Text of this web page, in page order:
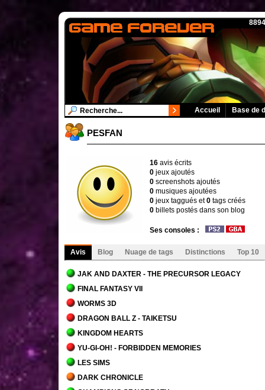
Accueil Base de
PESFAN
16 avis écrits
0 jeux ajoutés
0 screenshots ajoutés
0 musiques ajoutées
0 jeux taggués et0 tags créés
0 billets postés dans son blog
Ses consoles :
Avis Blog Nuage de tags Distinctions Top 10
JAK AND DAXTER - THE PRECURSOR LEGACY
FINAL FANTASY VII
WORMS 3D
DRAGON BALL Z - TAIKETSU
KINGDOM HEARTS
YU-GI-OH! - FORBIDDEN MEMORIES
LES SIMS
DARK CHRONICLE